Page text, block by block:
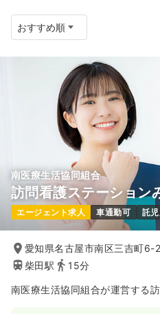
南医療生活協同組合
訪問看護ステーション
エージェント求人 車通勤可 託
愛知県名古屋市南区三吉町6-
柴田駅
15分
南医療生活協同組合が運営する